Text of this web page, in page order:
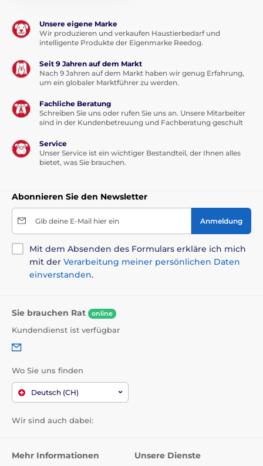
Unsere eigene Marke
Wir produzieren und verkaufen Haustierbedarf und
intelligente Produkte der Eigenmarke Reedog.
Seit 9 Jahren auf dem Markt
Nach 9 Jahren auf dem Markt haben wir genug Erfahrung,
um ein globaler Marktführer zu werden.
Fachliche Beratung
Schreiben Sie uns oder rufen Sie uns an. Unsere Mitarbeiter
sind in der Kundenbetreuung und Fachberatung geschult
Service
Unser Service ist ein wichtiger Bestandteil, der Ihnen alles
bietet, was Sie brauchen.
Abonnieren Sie den Newsletter
Gib deine E-Mail hier ein Anmeldung
Mit dem Absenden des Formulars erkläre ich mich
mit der Verarbeitung meiner persönlichen Daten
einverstanden.
Sie brauchen Rat online
Kundendienst ist verfügbar
Wo Sie uns finden
Deutsch (CH)
Wir sind auch dabei:
Mehr Informationen Unsere Dienste